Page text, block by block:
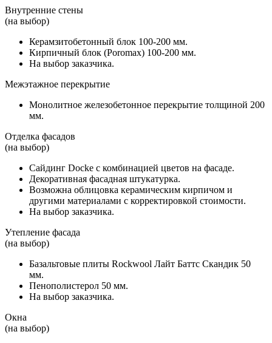
Внутренние стены
(на выбор)
Керамзитобетонный блок 100-200 мм.
Кирпичный блок (Poromax) 100-200 мм.
На выбор заказчика.
Межэтажное перекрытие
Монолитное железобетонное перекрытие толщиной 200
мм.
Отделка фасадов
(на выбор)
Сайдинг Docke с комбинацией цветов на фасаде.
Декоративная фасадная штукатурка.
Возможна облицовка керамическим кирпичом и
другими материалами с корректировкой стоимости.
На выбор заказчика.
Утепление фасада
(на выбор)
Базальтовые плиты Rockwool Лайт Баттс Скандик 50
мм.
Пенополистерол 50 мм.
На выбор заказчика.
Окна
(на выбор)